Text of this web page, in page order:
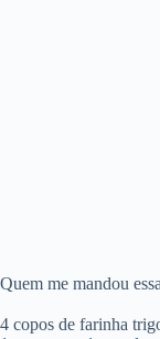
Quem me mandou
4 copos de farinha